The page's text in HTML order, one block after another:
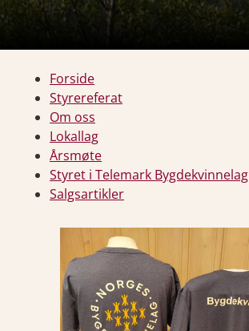
Forside
Styrereferat
Om oss
Lokallag
Årsmøte
Styret i Telemark Bygdekvinnelag
Salgsartikler